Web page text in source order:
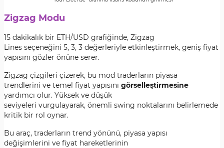
Zigzag Modu
15 dakikalık bir ETH/USD grafiğinde, Zigzag
Lines seçeneğini 5, 3, 3 değerleriyle etkinleştirmek, geniş fiyat
yapısını gözler önüne serer.
Zigzag çizgileri çizerek, bu mod traderların piyasa
trendlerini ve temel fiyat yapısını görselleştirmesine
yardımcı olur. Yüksek ve düşük
seviyeleri vurgulayarak, önemli swing noktalarını belirlemede
kritik bir rol oynar.
Bu araç, traderların trend yönünü, piyasa yapısı
değişimlerini ve fiyat hareketlerinin